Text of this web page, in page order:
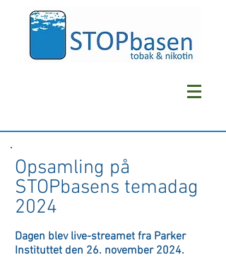
Opsamling på
STOPbasens temadag
2024
Dagen blev live-streamet fra Parker
Instituttet den 26. november 2024.